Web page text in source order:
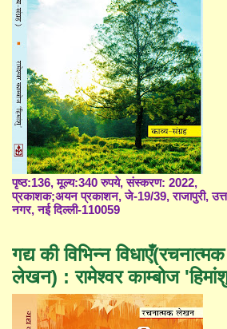
पृष्ठ:136, मूल्य:340 रुपये, संस्करण: 2022,
प्रकाशक;अयन प्रकाशन, जे-19/39, राजापुरी,
नगर, नई दिल्ली-110059
गद्य की विभिन्न विधाएँ(रचनात्मक
लेखन) : रामेश्वर काम्बोज